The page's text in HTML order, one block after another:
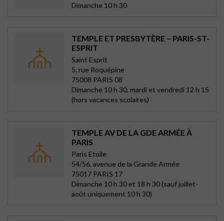
Dimanche 10 h 30
TEMPLE ET PRESBYTÈRE – PARIS-ST-
ESPRIT
Saint Esprit
5, rue Roquépine
75008 PARIS 08
Dimanche 10 h 30, mardi et vendredi 12 h 15
(hors vacances scolaires)
TEMPLE AV DE LA GDE ARMÉE À
PARIS
Paris Etoile
54/56, avenue de la Grande Armée
75017 PARIS 17
Dimanche 10 h 30 et 18 h 30 (sauf juillet-
août uniquement 10 h 30)